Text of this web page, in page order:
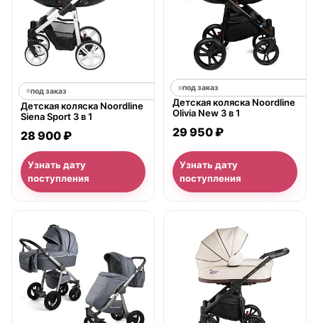
под заказ
Детская коляска Noordline
Siena Sport 3 в 1
28 900 ₽
Узнать дату
поступления
под заказ
Детская коляска Noordline
Olivia New 3 в 1
29 950 ₽
Узнать дату
поступления
нет в продаже